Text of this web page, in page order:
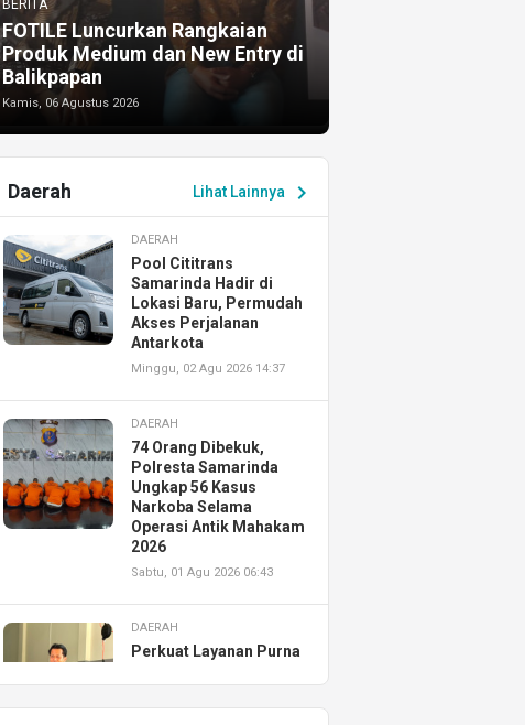
BERITA
FOTILE Luncurkan Rangkaian
Produk Medium dan New Entry di
Balikpapan
Kamis, 06 Agustus 2026
Lihat Lainnya chevron_right
Daerah
DAERAH
Pool Cititrans
Samarinda Hadir di
Lokasi Baru, Permudah
Akses Perjalanan
Antarkota
Minggu, 02 Agu 2026 14:37
DAERAH
74 Orang Dibekuk,
Polresta Samarinda
Ungkap 56 Kasus
Narkoba Selama
Operasi Antik Mahakam
2026
Sabtu, 01 Agu 2026 06:43
DAERAH
Perkuat Layanan Purna
Resmikan AHASS